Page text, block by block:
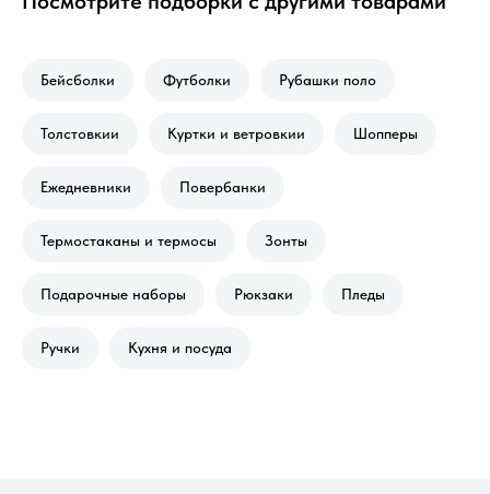
Бейсболки Футболки Рубашки поло
Толстовкии Куртки и ветровкии Шопперы
Ежедневники Повербанки
Термостаканы и термосы Зонты
Подарочные наборы Рюкзаки Пледы
Ручки Кухня и посуда